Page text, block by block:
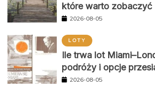
które warto zobaczyć
2026-08-05
LOTY
Ile trwa lot
podróży i opcje
2026-08-05